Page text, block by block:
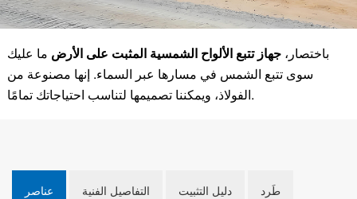
باختصار،جهاز تتبع الألواح الشمسية المثبت على الأرض ما عليك
سوى تتبع الشمس في مسارها عبر السماء. إنها مصنوعة من
الفولاذ، ويمكننا تصميمها لتناسب احتياجاتك تمامًا.
عناصر التفاصيل الفنية دليل التثبيت طَرد